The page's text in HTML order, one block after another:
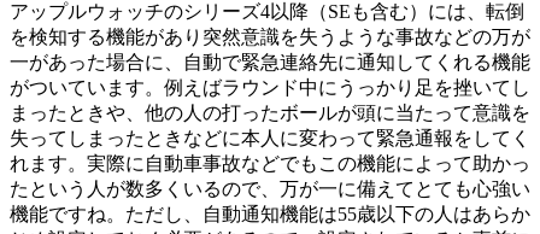
アップルウォッチのシリーズ4以降（SEも含む）には、転倒
を検知する機能があり突然意識を失うような事故などの万が
一があった場合に、自動で緊急連絡先に通知してくれる機能
がついています。例えばラウンド中にうっかり足を挫いてし
まったときや、他の人の打ったボールが頭に当たって意識を
失ってしまったときなどに本人に変わって緊急通報をしてく
れます。実際に自動車事故などでもこの機能によって助かっ
たという人が数多くいるので、万が一に備えてとても心強い
機能ですね。ただし、自動通知機能は55歳以下の人はあらか